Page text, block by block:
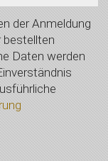
der Anmeldung
bestellten
Daten werden